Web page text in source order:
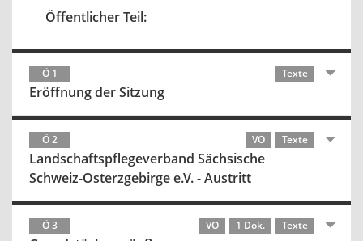
Öffentlicher Teil:
Ö 1 Texte
Eröffnung der Sitzung
Ö 2 VO Texte
Landschaftspflegeverband Sächsische
Schweiz-Osterzgebirge e.V. - Austritt
Ö 3 VO 1 Dok. Texte